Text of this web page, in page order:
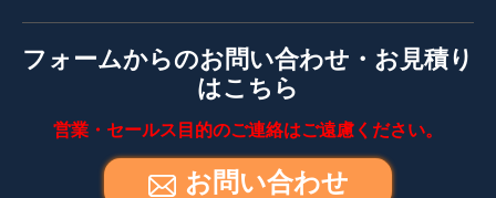
フォームからのお問い合わせ・お見積り
はこちら
営業・セールス目的のご連絡はご遠慮ください。
お問い合わせ